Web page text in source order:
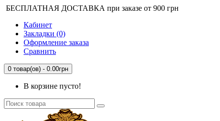
БЕСПЛАТНАЯ ДОСТАВКА при заказе от 900 грн
Кабинет
Закладки (0)
Оформление заказа
Сравнить
0 товар(ов) - 0.00грн
В корзине пусто!